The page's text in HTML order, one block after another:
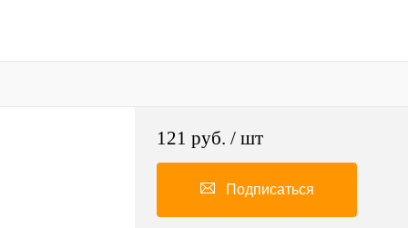
121 руб. / шт
Подписаться